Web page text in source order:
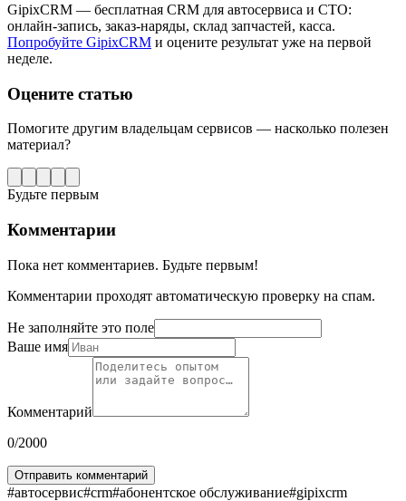
GipixCRM — бесплатная CRM для автосервиса и СТО:
онлайн-запись, заказ-наряды, склад запчастей, касса.
Попробуйте GipixCRM и оцените результат уже на первой
неделе.
Оцените статью
Помогите другим владельцам сервисов — насколько полезен
материал?
Будьте первым
Комментарии
Пока нет комментариев. Будьте первым!
Комментарии проходят автоматическую проверку на спам.
Не заполняйте это поле
Ваше имя
Комментарий
0/2000
Отправить комментарий
#автосервис#crm#абонентское обслуживание#gipixcrm